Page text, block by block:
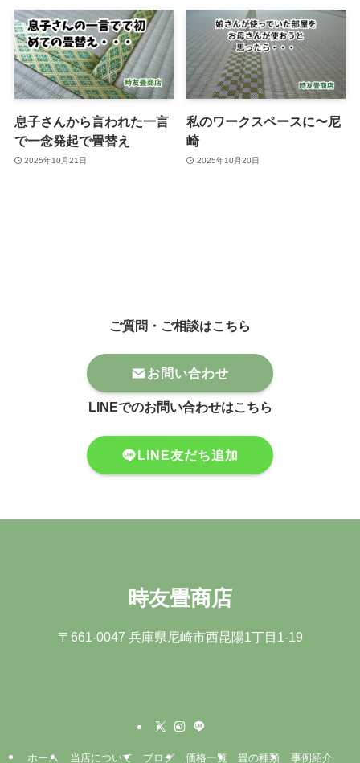
息子さんから言われた一言
で一念発起で畳替え
2025年10月21日
私のワークスペースに〜尼
崎
2025年10月20日
ご質問・ご相談はこちら
お問い合わせ
LINEでのお問い合わせはこちら
LINE友だち追加
時友畳商店
〒661-0047 兵庫県尼崎市⻄昆陽1丁⽬1-19
ホーム 当店について ブログ 価格一覧 畳の種類 事例紹介